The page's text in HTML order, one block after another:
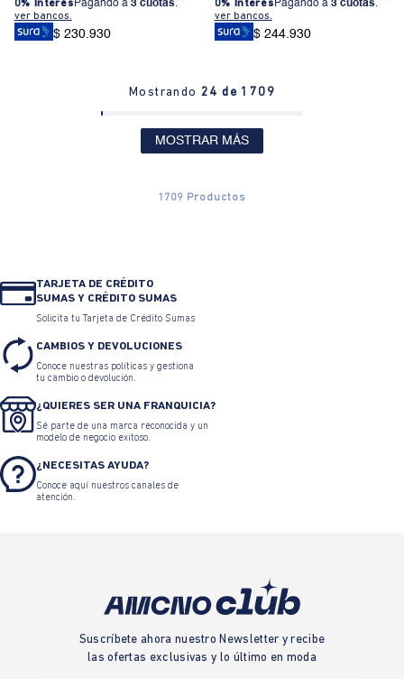
0% Interés Pagando a 3 cuotas.
ver bancos.
$ 230.930
0% Interés Pagando a 3 cuotas.
ver bancos.
$ 244.930
Mostrando 24 de 1709
MOSTRAR MÁS
1709 Productos
TARJETA DE CRÉDITO
SUMAS Y CRÉDITO SUMAS
Solicita tu Tarjeta de Crédito Sumas
CAMBIOS Y DEVOLUCIONES
Conoce nuestras políticas y gestiona
tu cambio o devolución.
¿QUIERES SER UNA FRANQUICIA?
Sé parte de una marca reconocida y un
modelo de negocio exitoso.
¿NECESITAS AYUDA?
Conoce aquí nuestros canales de
atención.
Suscríbete ahora nuestro Newsletter y recibe
las ofertas exclusivas y lo último en moda